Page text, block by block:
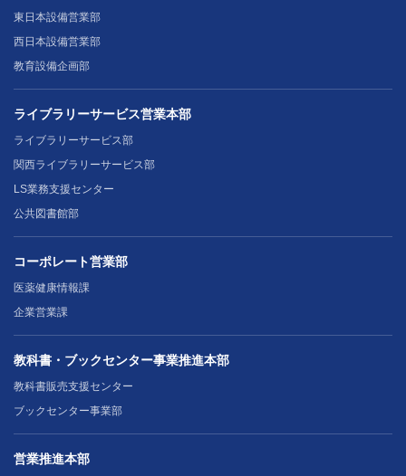
東日本設備営業部
西日本設備営業部
教育設備企画部
ライブラリーサービス営業本部
ライブラリーサービス部
関西ライブラリーサービス部
LS業務支援センター
公共図書館部
コーポレート営業部
医薬健康情報課
企業営業課
教科書・ブックセンター事業推進本部
教科書販売支援センター
ブックセンター事業部
営業推進本部